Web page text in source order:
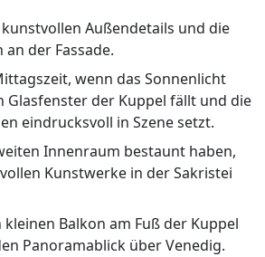
Außendetails und die
der Fassade.
wenn das Sonnenlicht
Glasfenster der Kuppel fällt und die
eindrucksvoll in Szene setzt.
Innenraum bestaunt haben,
Kunstwerke in der Sakristei
kleinen Balkon am Fuß der Kuppel
Panoramablick über Venedig.